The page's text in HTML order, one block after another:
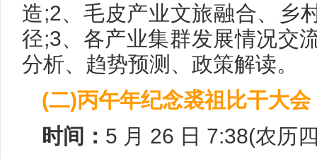
造;2、毛皮产业文旅融合、乡
径;3、各产业集群发展情况交
分析、趋势预测、政策解读。
(二)丙午年纪念裘祖比干大会
时间： 5 月 26 日 7:38(农历